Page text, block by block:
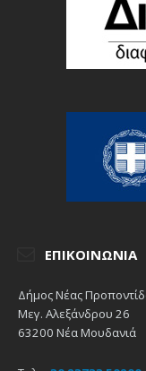
ΕΠΙΚΟΙΝΩΝΊΑ
Δήμος Νέας
Μεγ. Αλεξάνδρου 26
63200 Νέα Μουδανιά